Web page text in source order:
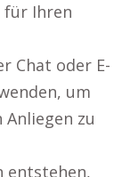
für Ihren
Chat oder E-
um
zu
entstehen,